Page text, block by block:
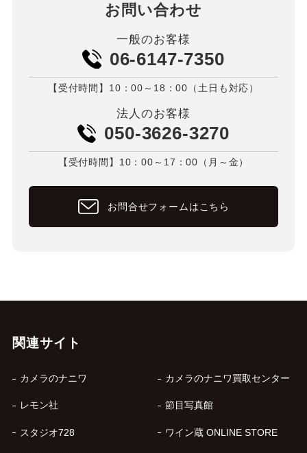
お問い合わせ
一般のお客様
06-6147-7350
【受付時間】10：00～18：00（土日も対応）
法人のお客様
050-3626-3270
【受付時間】10：00～17：00（月～金）
お問合せフォームはこちら
関連サイト
カメラのナニワ カメラのナニワ買取センター
レモン社 節目写真館
スタジオ728 ワイン蔵 ONLINE STORE